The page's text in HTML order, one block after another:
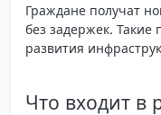
Граждане получат
без задержек.
развития
Что входит в